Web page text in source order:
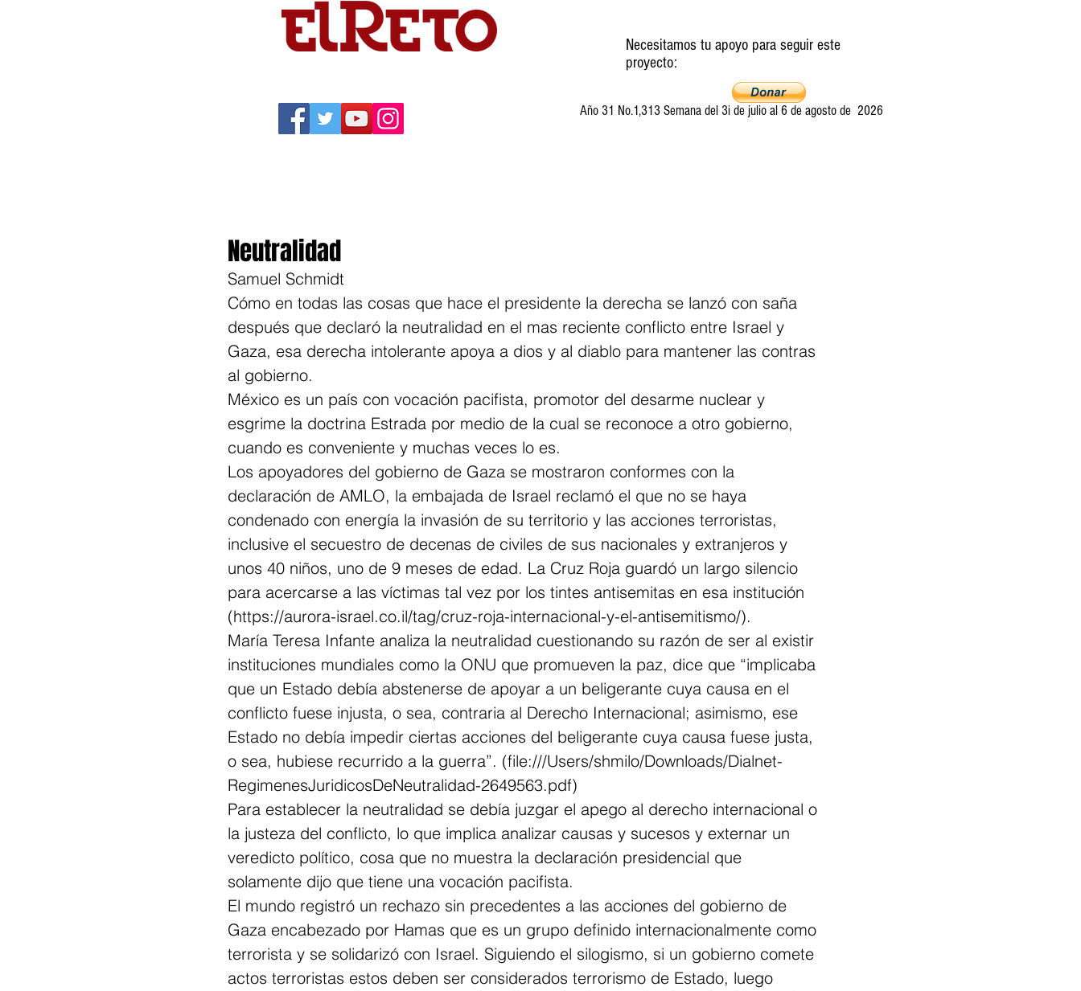
Necesitamos tu apoyo para seguir este
proyecto:
Año 31 No.1,313 Semana del 3i de julio al 6 de agosto de 2026
Neutralidad
Samuel Schmidt
Cómo en todas las cosas que hace el presidente la derecha se lanzó con saña
después que declaró la neutralidad en el mas reciente conflicto entre Israel y
Gaza, esa derecha intolerante apoya a dios y al diablo para mantener las contras
al gobierno.
México es un país con vocación pacifista, promotor del desarme nuclear y
esgrime la doctrina Estrada por medio de la cual se reconoce a otro gobierno,
cuando es conveniente y muchas veces lo es.
Los apoyadores del gobierno de Gaza se mostraron conformes con la
declaración de AMLO, la embajada de Israel reclamó el que no se haya
condenado con energía la invasión de su territorio y las acciones terroristas,
inclusive el secuestro de decenas de civiles de sus nacionales y extranjeros y
unos 40 niños, uno de 9 meses de edad. La Cruz Roja guardó un largo silencio
para acercarse a las víctimas tal vez por los tintes antisemitas en esa institución
(https://aurora-israel.co.il/tag/cruz-roja-internacional-y-el-antisemitismo/).
María Teresa Infante analiza la neutralidad cuestionando su razón de ser al existir
instituciones mundiales como la ONU que promueven la paz, dice que “implicaba
que un Estado debía abstenerse de apoyar a un beligerante cuya causa en el
conflicto fuese injusta, o sea, contraria al Derecho Internacional; asimismo, ese
Estado no debía impedir ciertas acciones del beligerante cuya causa fuese justa,
o sea, hubiese recurrido a la guerra”. (file:///Users/shmilo/Downloads/Dialnet-
RegimenesJuridicosDeNeutralidad-2649563.pdf)
Para establecer la neutralidad se debía juzgar el apego al derecho internacional o
la justeza del conflicto, lo que implica analizar causas y sucesos y externar un
veredicto político, cosa que no muestra la declaración presidencial que
solamente dijo que tiene una vocación pacifista.
El mundo registró un rechazo sin precedentes a las acciones del gobierno de
Gaza encabezado por Hamas que es un grupo definido internacionalmente como
terrorista y se solidarizó con Israel. Siguiendo el silogismo, si un gobierno comete
actos terroristas estos deben ser considerados terrorismo de Estado, luego